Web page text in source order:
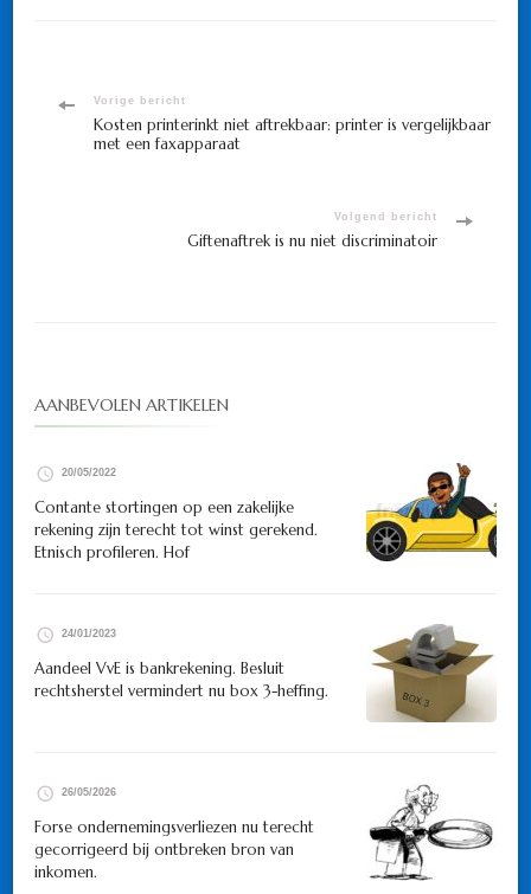
Bericht
navigatie
Vorige bericht
Kosten printerinkt niet aftrekbaar: printer is vergelijkbaar
met een faxapparaat
Volgend bericht
Giftenaftrek is nu niet discriminatoir
AANBEVOLEN ARTIKELEN
20/05/2022
Contante stortingen op een zakelijke
rekening zijn terecht tot winst gerekend.
Etnisch profileren. Hof
24/01/2023
Aandeel VvE is bankrekening. Besluit
rechtsherstel vermindert nu box 3-heffing.
26/05/2026
Forse ondernemingsverliezen nu terecht
gecorrigeerd bij ontbreken bron van
inkomen.